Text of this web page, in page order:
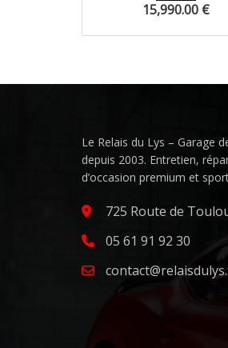
15,990.00 €
Le Relais du Lys – Garage
depuis 2003. Entretien,
d’occasion premium et
725 Route de
05 61 91 92 30